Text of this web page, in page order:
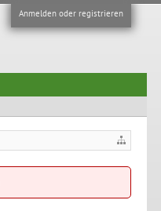
Anmelden oder registrieren